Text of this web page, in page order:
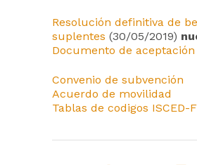
Resolución definitiva de
suplentes (30/05/2019)
Documento de aceptación
Convenio de subvención
Acuerdo de movilidad
Tablas de codigos ISCED-F